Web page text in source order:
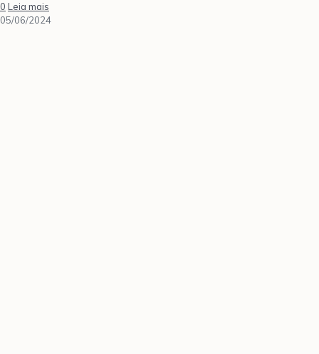
0 Leia mais
05/06/2024